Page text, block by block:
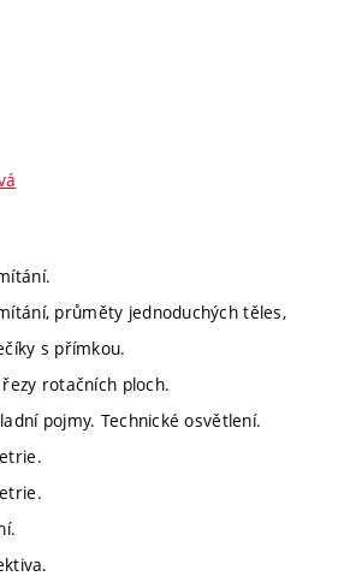
průměty jednoduchých těles,
s přímkou.
rotačních ploch.
pojmy. Technické osvětlení.